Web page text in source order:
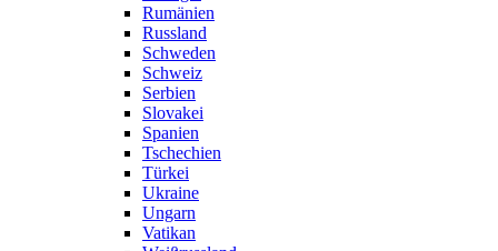
Rumänien
Russland
Schweden
Schweiz
Serbien
Slovakei
Spanien
Tschechien
Türkei
Ukraine
Ungarn
Vatikan